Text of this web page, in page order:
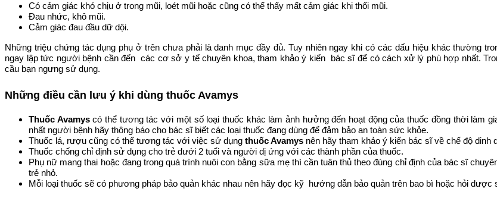
Có cảm giác khó chịu ở trong mũi, loét mũi hoặc cũng có thể thấy mất cảm giác khi thổi mũi.
Đau nhức, khô mũi.
Cảm giác đau đầu dữ dội.
Những triệu chứng tác dụng phụ ở trên chưa phải là danh mục đầy đủ. Tuy nhiên ngay khi có các dấu hiệu khác thường
ngay lập tức người bệnh cần đến các cơ sở y tế chuyên khoa, tham khảo ý kiến bác sĩ để có cách xử lý phù hợp nhất.
cầu bạn ngưng sử dụng.
Những điều cần lưu ý khi dùng thuốc Avamys
Thuốc Avamyscó thể tương tác với một số loại thuốc khác làm ảnh hưởng đến hoạt động của thuốc đồng thời làm
nhất người bệnh hãy thông báo cho bác sĩ biết các loại thuốc đang dùng để đảm bảo an toàn sức khỏe.
Thuốc lá, rượu cũng có thể tương tác với việc sử dụng thuốc Avamys nên hãy tham khảo ý kiến bác sĩ về chế độ
Thuốc chống chỉ định sử dụng cho trẻ dưới 2 tuổi và người dị ứng với các thành phần của thuốc.
Phụ nữ mang thai hoặc đang trong quá trình nuôi con bằng sữa mẹ thì cần tuân thủ theo đúng chỉ định của bác sĩ
trẻ nhỏ.
Mỗi loại thuốc sẽ có phương pháp bảo quản khác nhau nên hãy đọc kỹ hướng dẫn bảo quản trên bao bì hoặc hỏi